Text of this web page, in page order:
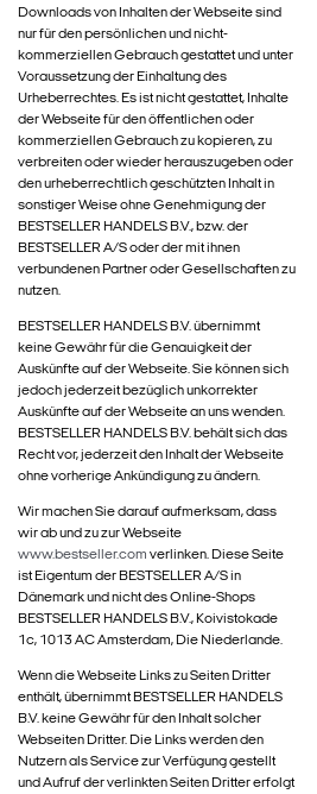
Downloads von Inhalten der Webseite sind
nur für den persönlichen und nicht-
kommerziellen Gebrauch gestattet und unter
Voraussetzung der Einhaltung des
Urheberrechtes. Es ist nicht gestattet, Inhalte
der Webseite für den öffentlichen oder
kommerziellen Gebrauch zu kopieren, zu
verbreiten oder wieder herauszugeben oder
den urheberrechtlich geschützten Inhalt in
sonstiger Weise ohne Genehmigung der
BESTSELLER HANDELS B.V., bzw. der
BESTSELLER A/S oder der mit ihnen
verbundenen Partner oder Gesellschaften zu
nutzen.
BESTSELLER HANDELS B.V. übernimmt
keine Gewähr für die Genauigkeit der
Auskünfte auf der Webseite. Sie können sich
jedoch jederzeit bezüglich unkorrekter
Auskünfte auf der Webseite an uns wenden.
BESTSELLER HANDELS B.V. behält sich das
Recht vor, jederzeit den Inhalt der Webseite
ohne vorherige Ankündigung zu ändern.
Wir machen Sie darauf aufmerksam, dass
wir ab und zu zur Webseite
www.bestseller.com verlinken. Diese Seite
ist Eigentum der BESTSELLER A/S in
Dänemark und nicht des Online-Shops
BESTSELLER HANDELS B.V., Koivistokade
1c, 1013 AC Amsterdam, Die Niederlande.
Wenn die Webseite Links zu Seiten Dritter
enthält, übernimmt BESTSELLER HANDELS
B.V. keine Gewähr für den Inhalt solcher
Webseiten Dritter. Die Links werden den
Nutzern als Service zur Verfügung gestellt
und Aufruf der verlinkten Seiten Dritter erfolgt